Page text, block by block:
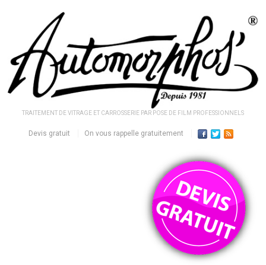
TRAITEMENT DE VITRAGE ET CARROSSERIE PAR POSE DE FILM PROFESSIONNELS
Devis gratuit On vous rappelle gratuitement